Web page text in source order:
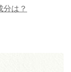
分は？